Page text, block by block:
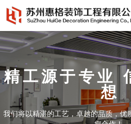
精工源于专业
想
我们将以精湛的工艺，卓越的品质，优